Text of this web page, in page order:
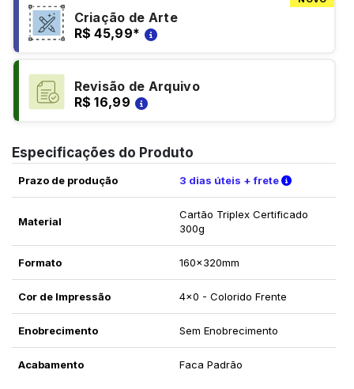
Criação de Arte
R$ 45,99*
Revisão de Arquivo
R$ 16,99
Especificações do Produto
Prazo de produção 3 dias úteis + frete Verifique
Material
Cartão Triplex Certificado
300g
Formato 160x320mm
Cor de Impressão 4x0 - Colorido Frente
Enobrecimento Sem Enobrecimento
Acabamento Faca Padrão